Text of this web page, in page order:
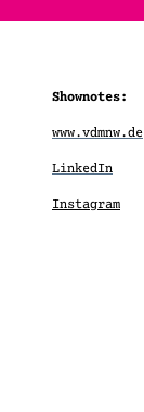
Shownotes:
www.vdmnw.de
LinkedIn
Instagram